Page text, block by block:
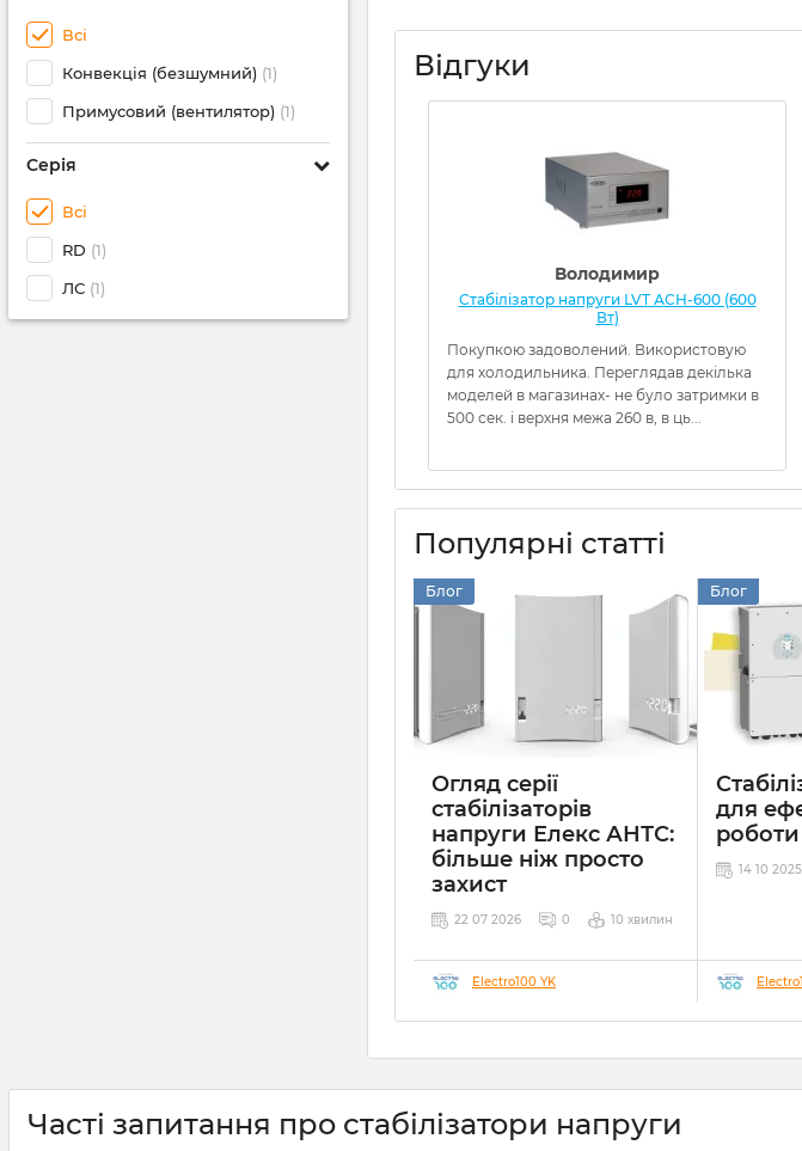
Всі
Конвекція (безшумний) (1)
Примусовий (вентилятор) (1)
Серія
Всі
RD (1)
ЛС (1)
Відгуки
Володимир
Стабілізатор напруги LVT АСН-600 (600
Вт)
Покупкою задоволений. Використовую
для холодильника. Переглядав декілька
моделей в магазинах- не було затримки в
500 сек. і верхня межа 260 в, в ць...
Популярні статті
Блог
Огляд серії
стабілізаторів
напруги Елекс АНТС:
більше ніж просто
захист
22 07 2026 0 10 хвилин
Electro100 YK
Блог
для
14 10 2025
Часті запитання про стабілізатори напруги